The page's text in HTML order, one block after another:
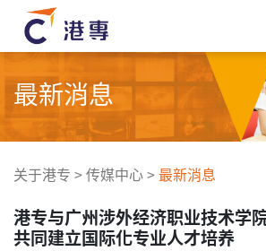
最新消息
关于港专 >传媒中心> 最新消息
港专与广州涉外经济职业技术学
共同建立国际化专业人才培养